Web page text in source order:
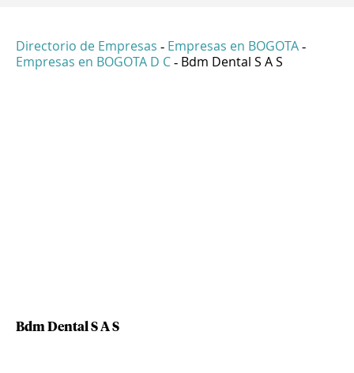
Directorio de Empresas - Empresas en BOGOTA -
Empresas en BOGOTA D C - Bdm Dental S A S
Bdm Dental S A S